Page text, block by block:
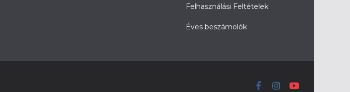
Felhasználási Feltételek
Éves beszámolók